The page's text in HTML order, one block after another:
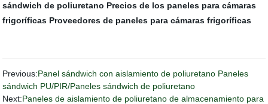
sándwich de poliuretano Precios de los paneles para cámaras
frigoríficas Proveedores de paneles para cámaras frigoríficas
Previous:Panel sándwich con aislamiento de poliuretano Paneles
sándwich PU/PIR/Paneles sándwich de poliuretano
Next:Paneles de aislamiento de poliuretano de almacenamiento para